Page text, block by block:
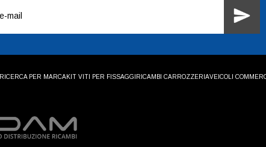
RICERCA PER MARCAKIT VITI PER FISSAGGI RICAMBI CARROZZERIAVEICOLI